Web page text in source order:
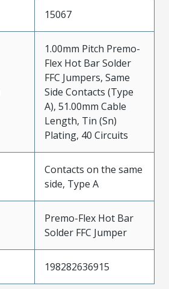
15067
1.00mm Pitch Premo-
Flex Hot Bar Solder
FFC Jumpers, Same
Side Contacts (Type
A), 51.00mm Cable
Length, Tin (Sn)
Plating, 40 Circuits
Contacts on the same
side, Type A
Premo-Flex Hot Bar
Solder FFC Jumper
198282636915